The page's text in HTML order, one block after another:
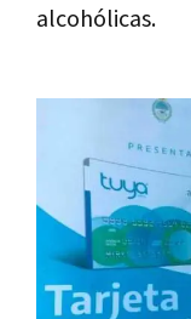
alcohólicas.